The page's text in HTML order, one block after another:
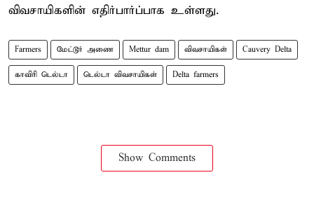
விவசாயிகளின் எதிர்பார்ப்பாக உள்ளது.
Farmers மேட்டூர் அணை Mettur dam விவசாயிகள் Cauvery Delta
காவிரி டெல்டா டெல்டா விவசாயிகள் Delta farmers
Show Comments